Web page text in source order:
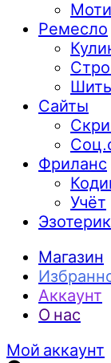
Ремесло
Сайты
Фриланс
Учёт
Магазин
Аккаунт
О нас
Мой аккаунт